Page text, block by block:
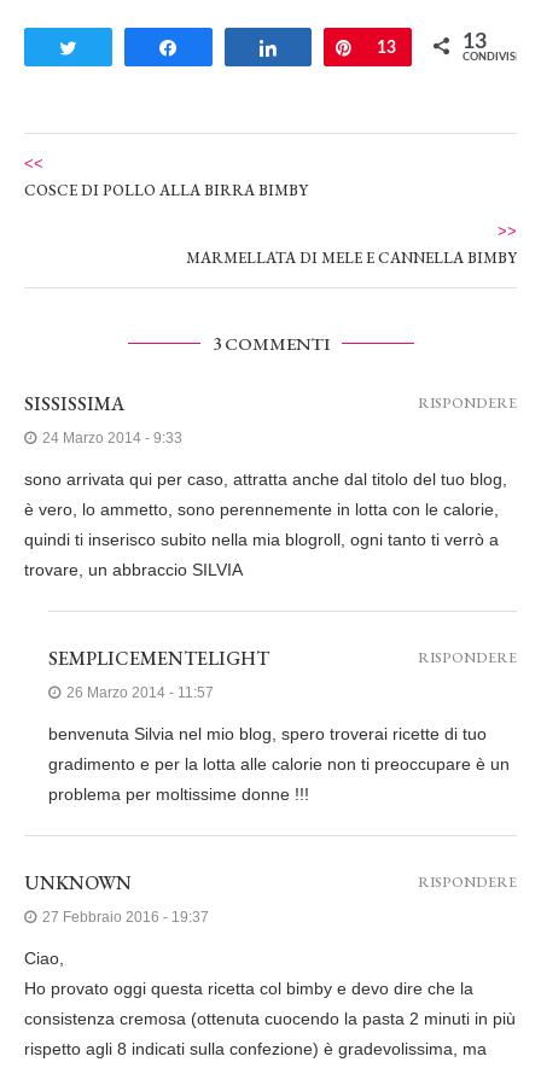
Pin
13 13
CONDIVISIONI
<<
COSCE DI POLLO ALLA BIRRA BIMBY
>>
MARMELLATA DI MELE E CANNELLA BIMBY
3 COMMENTI
SISSISSIMA
24 Marzo 2014 - 9:33
sono arrivata qui per caso, attratta anche dal titolo del tuo blog,
è vero, lo ammetto, sono perennemente in lotta con le calorie,
quindi ti inserisco subito nella mia blogroll, ogni tanto ti verrò a
trovare, un abbraccio SILVIA
RISPONDERE
SEMPLICEMENTELIGHT
26 Marzo 2014 - 11:57
benvenuta Silvia nel mio blog, spero troverai ricette di tuo
gradimento e per la lotta alle calorie non ti preoccupare è un
problema per moltissime donne !!!
RISPONDERE
UNKNOWN
27 Febbraio 2016 - 19:37
Ciao,
Ho provato oggi questa ricetta col bimby e devo dire che la
consistenza cremosa (ottenuta cuocendo la pasta 2 minuti in più
rispetto agli 8 indicati sulla confezione) è gradevolissima, ma
RISPONDERE